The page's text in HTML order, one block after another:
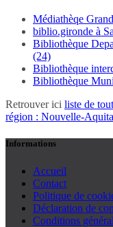
Médiathèqe
biblio.gironde à
Bibliothèque
(24)
Bibliothèque
Bibliothèque
Retrouver ici liste de
région : Nouvelle-
Informations
Accueil
Contact
Politique de
Déclaration de
Conditions